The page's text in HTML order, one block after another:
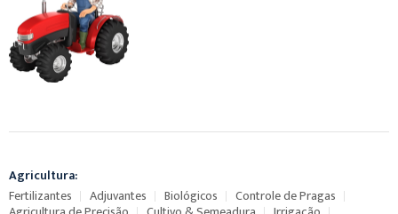
Agricultura:
Fertilizantes
Adjuvantes Biológicos Controle de Pragas